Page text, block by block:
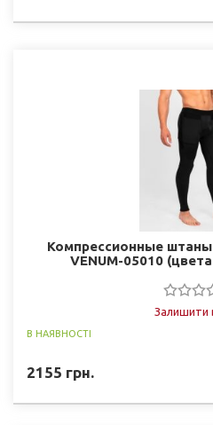
Компрессионные штаны
VENUM-05010
Залишити
В НАЯВНОСТІ
2155 грн.